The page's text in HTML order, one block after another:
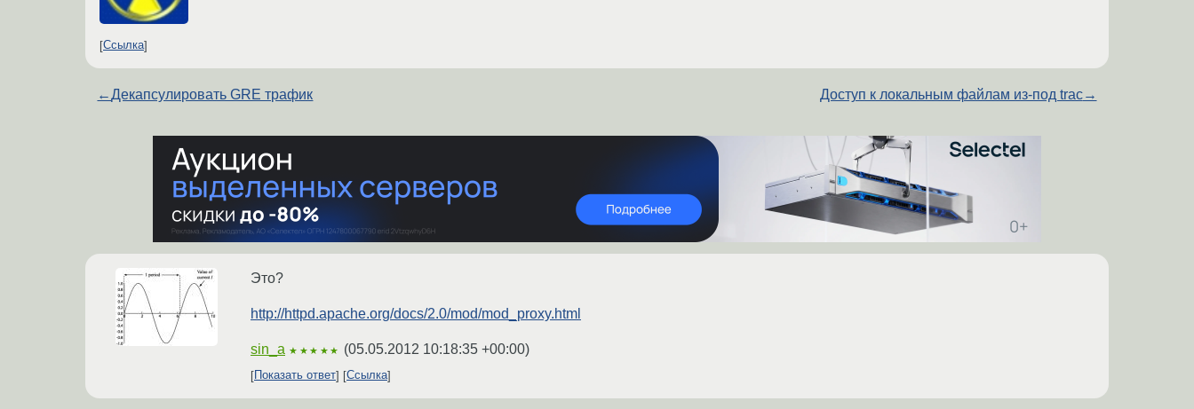
Ссылка
←Декапсулировать GRE трафик Доступ к локальным файлам из-под trac→
Это?
http://httpd.apache.org/docs/2.0/mod/mod_proxy.html
sin_a ★★★★★ (05.05.2012 10:18:35 +00:00)
Показать ответ Ссылка